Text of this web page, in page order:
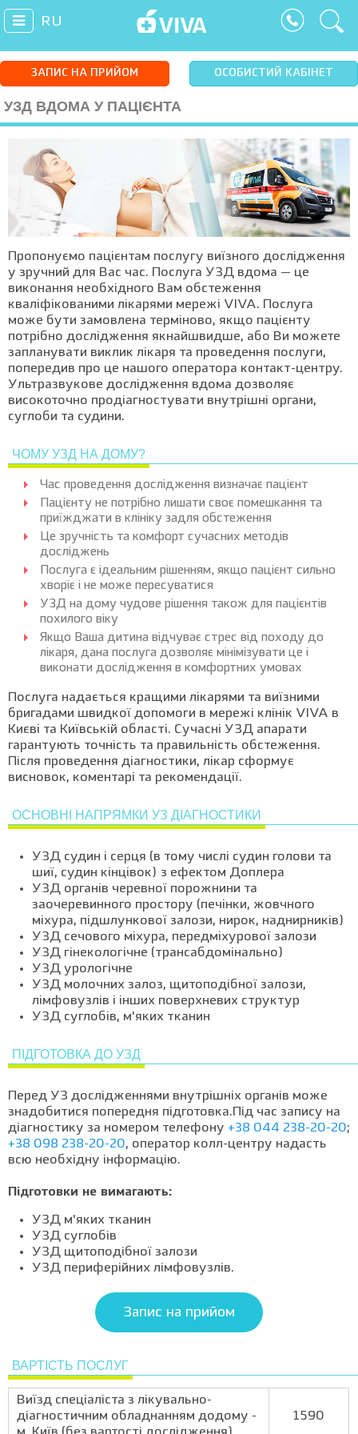
RU
ЗАПИС НА ПРИЙОМ ОСОБИСТИЙ КАБІНЕТ
УЗД ВДОМА У ПАЦІЄНТА
Пропонуємо пацієнтам послугу виїзного дослідження
у зручний для Вас час. Послуга УЗД вдома — це
виконання необхідного Вам обстеження
кваліфікованими лікарями мережі VIVA. Послуга
може бути замовлена терміново, якщо пацієнту
потрібно дослідження якнайшвидше, або Ви можете
запланувати виклик лікаря та проведення послуги,
попередив про це нашого оператора контакт-центру.
Ультразвукове дослідження вдома дозволяє
високоточно продіагностувати внутрішні органи,
суглоби та судини.
ЧОМУ УЗД НА ДОМУ?
Час проведення дослідження визначає пацієнт
Пацієнту не потрібно лишати своє помешкання та
приїжджати в клініку задля обстеження
Це зручність та комфорт сучасних методів
досліджень
Послуга є ідеальним рішенням, якщо пацієнт сильно
хворіє і не може пересуватися
УЗД на дому чудове рішення також для пацієнтів
похилого віку
Якщо Ваша дитина відчуває стрес від походу до
лікаря, дана послуга дозволяє мінімізувати це і
виконати дослідження в комфортних умовах
Послуга надається кращими лікарями та виїзними
бригадами швидкої допомоги в мережі клінік VIVA в
Києві та Київській області. Сучасні УЗД апарати
гарантують точність та правильність обстеження.
Після проведення діагностики, лікар сформує
висновок, коментарі та рекомендації.
ОСНОВНІ НАПРЯМКИ УЗ ДІАГНОСТИКИ
УЗД судин і серця (в тому числі судин голови та
шиї, судин кінцівок) з ефектом Доплера
УЗД органів черевної порожнини та
заочеревинного простору (печінки, жовчного
міхура, підшлункової залози, нирок, наднирників)
УЗД сечового міхура, передміхурової залози
УЗД гінекологічне (трансабдомінально)
УЗД урологічне
УЗД молочних залоз, щитоподібної залози,
лімфовузлів і інших поверхневих структур
УЗД суглобів, м'яких тканин
ПІДГОТОВКА ДО УЗД
Перед УЗ дослідженнями внутрішніх органів може
знадобитися попередня підготовка.Під час запису на
діагностику за номером телефону +38 044 238-20-20;
+38 098 238-20-20, оператор колл-центру надасть
всю необхідну інформацію.
Підготовки не вимагають:
УЗД м'яких тканин
УЗД суглобів
УЗД щитоподібної залози
УЗД периферійних лімфовузлів.
Запис на прийом
ВАРТІСТЬ ПОСЛУГ
Виїзд спеціаліста з лікувально-
діагностичним обладнанням додому -
1590